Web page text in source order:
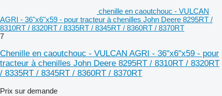
chenille en caoutchouc - VULCAN
AGRI - 36"x6"x59 - pour tracteur à chenilles John Deere 8295RT /
8310RT / 8320RT / 8335RT / 8345RT / 8360RT / 8370RT
7
Chenille en caoutchouc - VULCAN AGRI - 36"x6"x59 - pour
tracteur à chenilles John Deere 8295RT / 8310RT / 8320RT
/ 8335RT / 8345RT / 8360RT / 8370RT
Prix sur demande